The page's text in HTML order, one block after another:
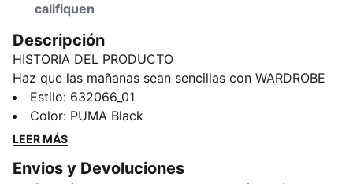
califiquen
Descripción
HISTORIA DEL PRODUCTO
Haz que las mañanas sean sencillas con WARDROBE
Essentials de PUMA. Estas son tus prendas
imprescindibles para los días ajetreados. Estas
prendas versátiles, que combinan un estilo retro con
increíble, sin importar lo que te depare el día.
Estilo: 632066_01
Color: PUMA Black
LEER MÁS
Envios y Devoluciones